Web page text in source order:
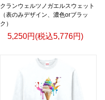
クランウェルツノガエルスウェット
（表のみデザイン、濃色orブラッ
ク）
5,250円(税込5,776円)